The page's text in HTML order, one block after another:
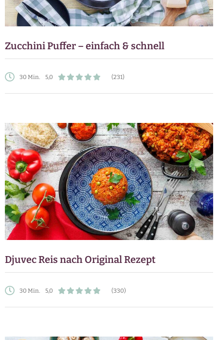
Zucchini Puffer – einfach & schnell
30 Min. 5,0 (231)
Djuvec Reis nach Original Rezept
30 Min. 5,0 (330)